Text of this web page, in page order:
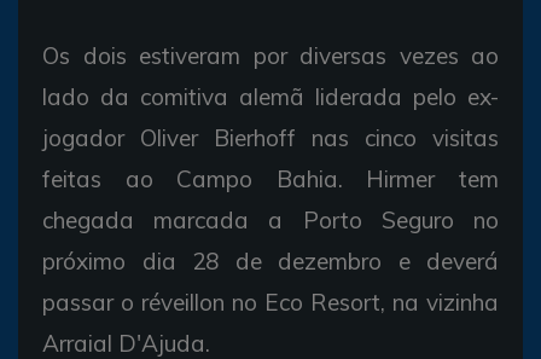
Os dois estiveram por diversas vezes ao
lado da comitiva alemã liderada pelo ex-
jogador Oliver Bierhoff nas cinco visitas
feitas ao Campo Bahia. Hirmer tem
chegada marcada a Porto Seguro no
próximo dia 28 de dezembro e deverá
passar o réveillon no Eco Resort, na vizinha
Arraial D'Ajuda.